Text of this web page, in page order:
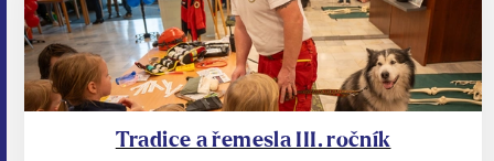
Tradice a řemesla III. ročník